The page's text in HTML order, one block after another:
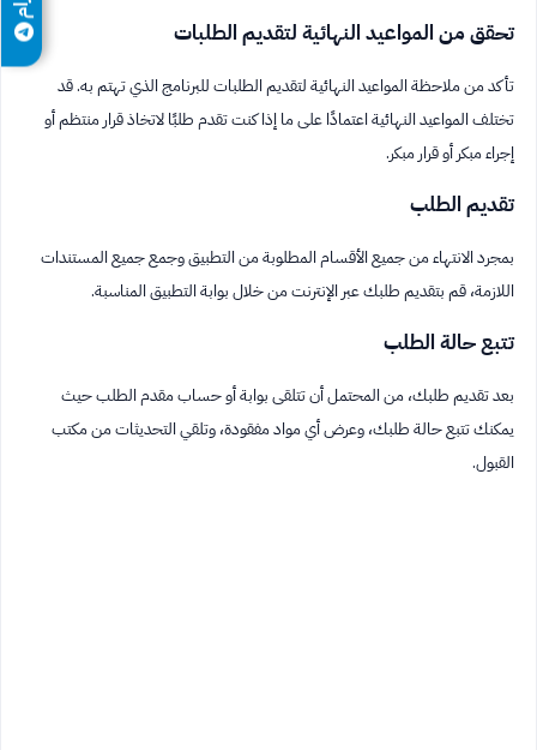
تحقق من المواعيد النهائية لتقديم الطلبات
تأكد من ملاحظة المواعيد النهائية لتقديم الطلبات للبرنامج الذي تهتم به. قد
تختلف المواعيد النهائية اعتمادًا على ما إذا كنت تقدم طلبًا لاتخاذ قرار منتظم أو
إجراء مبكر أو قرار مبكر.
تقديم الطلب
بمجرد الانتهاء من جميع الأقسام المطلوبة من التطبيق وجمع جميع المستندات
اللازمة، قم بتقديم طلبك عبر الإنترنت من خلال بوابة التطبيق المناسبة.
تتبع حالة الطلب
بعد تقديم طلبك، من المحتمل أن تتلقى بوابة أو حساب مقدم الطلب حيث
يمكنك تتبع حالة طلبك، وعرض أي مواد مفقودة، وتلقي التحديثات من مكتب
القبول.